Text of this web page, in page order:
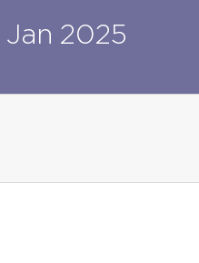
Jan 2025